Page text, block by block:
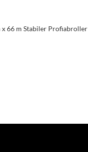
x 66 m Stabiler Profiabroller